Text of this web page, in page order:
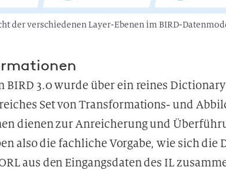
der verschiedenen Layer-Ebenen im BIRD-
BIRD 3.0 wurde über ein reines
Set von Transformations- und
dienen zur Anreicherung und
also die fachliche Vorgabe, wie sich die
aus den Eingangsdaten des IL